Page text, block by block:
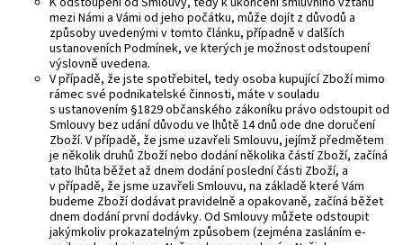
mezi Námi a Vámi od jeho počátku, může dojít z důvodů a
způsoby uvedenými v tomto článku, případně v dalších
ustanoveních Podmínek, ve kterých je možnost odstoupení
výslovně uvedena.
V případě, že jste spotřebitel, tedy osoba kupující Zboží mimo
rámec své podnikatelské činnosti, máte v souladu
s ustanovením §1829 občanského zákoníku právo odstoupit od
Smlouvy bez udání důvodu ve lhůtě 14 dnů ode dne doručení
Zboží. V případě, že jsme uzavřeli Smlouvu, jejímž předmětem
je několik druhů Zboží nebo dodání několika částí Zboží, začíná
tato lhůta běžet až dnem dodání poslední části Zboží, a
v případě, že jsme uzavřeli Smlouvu, na základě které Vám
budeme Zboží dodávat pravidelně a opakovaně, začíná běžet
dnem dodání první dodávky. Od Smlouvy můžete odstoupit
jakýmkoliv prokazatelným způsobem (zejména zasláním e-